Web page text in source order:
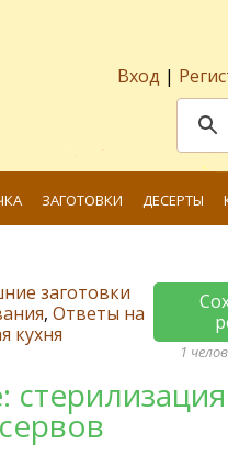
Вход |
ЗАГОТОВКИ ДЕСЕРТЫ
заготовки
, Ответы на
кухня
1